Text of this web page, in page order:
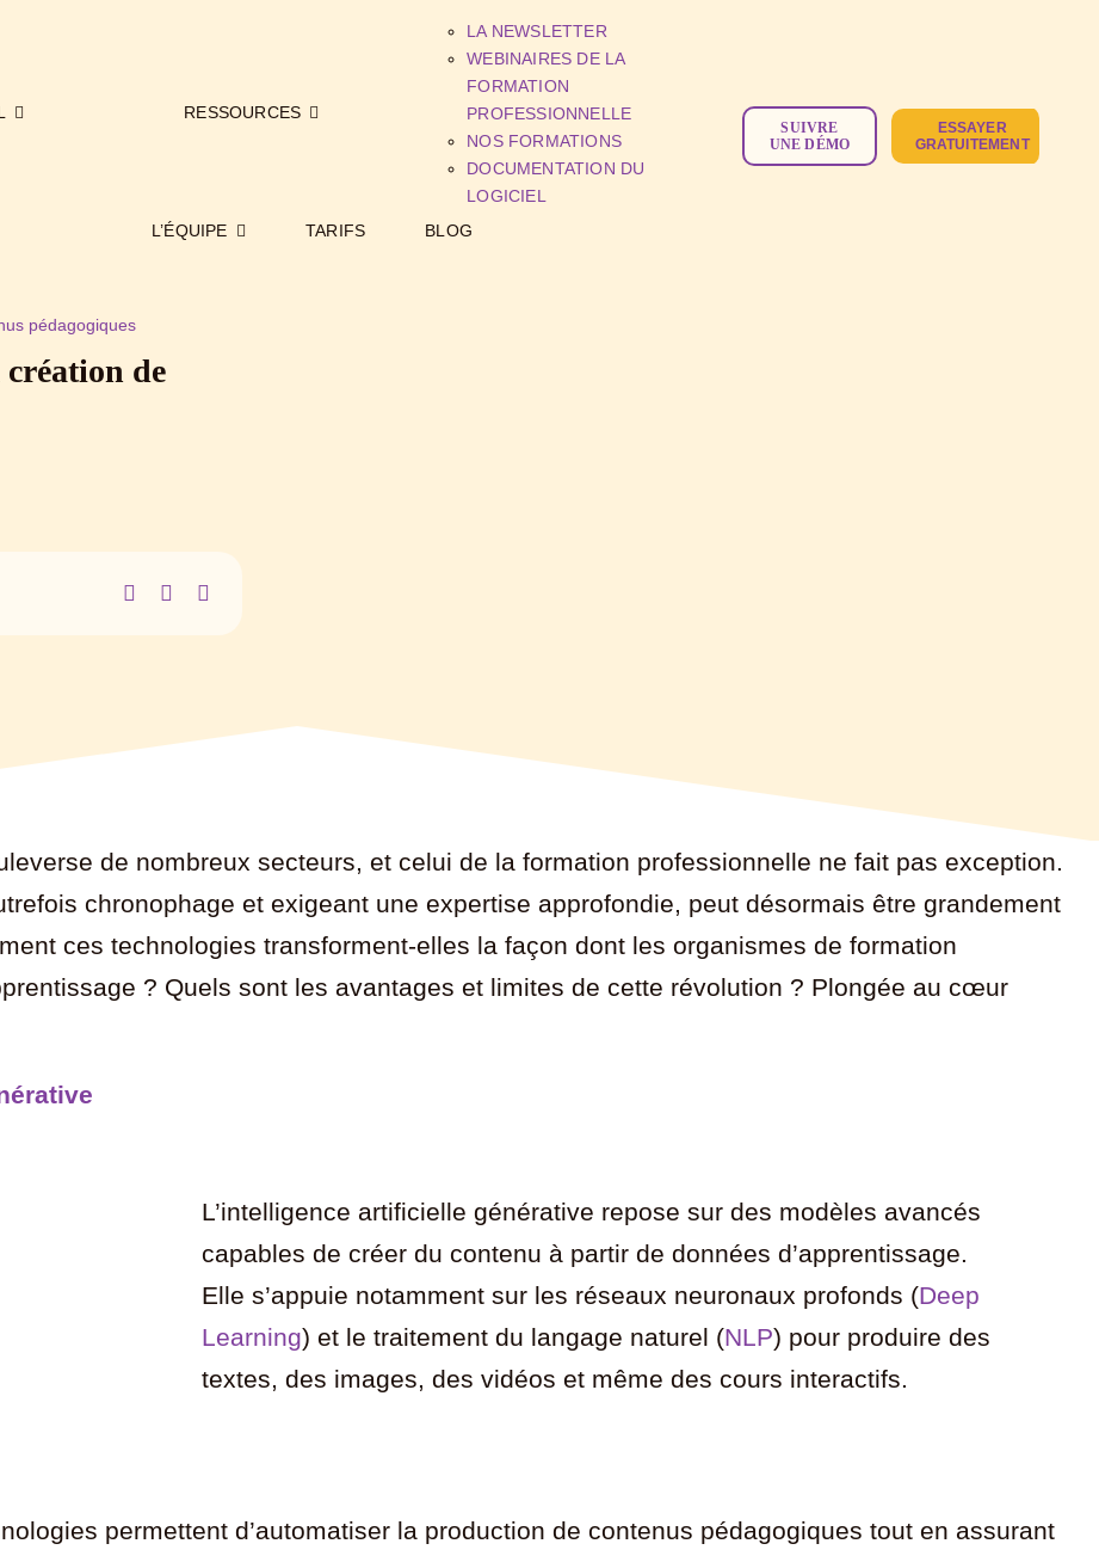
RESSOURCES
LA NEWSLETTER
WEBINAIRES DE LA
FORMATION
PROFESSIONNELLE
NOS FORMATIONS
DOCUMENTATION DU
LOGICIEL
L’ÉQUIPE
TARIFS BLOG
SUIVRE
UNE DÉMO
ESSAYER
GRATUITEMENT
pédagogiques
de
de nombreux secteurs, et celui de la formation professionnelle ne fait pas exception.
chronophage et exigeant une expertise approfondie, peut désormais être grandement
ces technologies transforment-elles la façon dont les organismes de formation
? Quels sont les avantages et limites de cette révolution ? Plongée au cœur
L’intelligence artificielle générative repose sur des modèles avancés
capables de créer du contenu à partir de données d’apprentissage.
Elle s’appuie notamment sur les réseaux neuronaux profonds (Deep
Learning) et le traitement du langage naturel (NLP) pour produire des
textes, des images, des vidéos et même des cours interactifs.
permettent d’automatiser la production de contenus pédagogiques tout en assurant